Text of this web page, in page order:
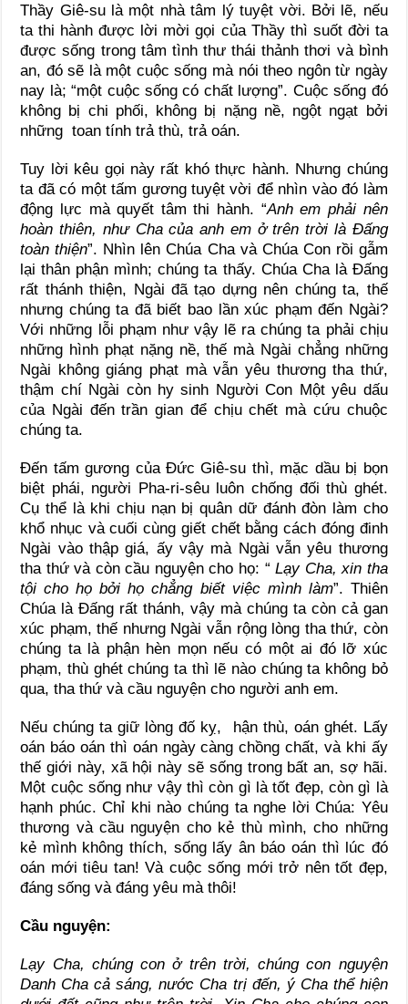
Thầy Giê-su là một nhà tâm lý tuyệt vời. Bởi lẽ, nếu
ta thi hành được lời mời gọi của Thầy thì suốt đời ta
được sống trong tâm tình thư thái thảnh thơi và bình
an, đó sẽ là một cuộc sống mà nói theo ngôn từ ngày
nay là; “một cuộc sống có chất lượng”. Cuộc sống đó
không bị chi phối, không bị nặng nề, ngột ngạt bởi
những toan tính trả thù, trả oán.
Tuy lời kêu gọi này rất khó thực hành. Nhưng chúng
ta đã có một tấm gương tuyệt vời để nhìn vào đó làm
động lực mà quyết tâm thi hành. “Anh em phải nên
hoàn thiên, như Cha của anh em ở trên trời là Đấng
toàn thiện”. Nhìn lên Chúa Cha và Chúa Con rồi gẫm
lại thân phận mình; chúng ta thấy. Chúa Cha là Đấng
rất thánh thiện, Ngài đã tạo dựng nên chúng ta, thế
nhưng chúng ta đã biết bao lần xúc phạm đến Ngài?
Với những lỗi phạm như vậy lẽ ra chúng ta phải chịu
những hình phạt nặng nề, thế mà Ngài chẳng những
Ngài không giáng phạt mà vẫn yêu thương tha thứ,
thậm chí Ngài còn hy sinh Người Con Một yêu dấu
của Ngài đến trần gian để chịu chết mà cứu chuộc
chúng ta.
Đến tấm gương của Đức Giê-su thì, mặc dầu bị bọn
biệt phái, người Pha-ri-sêu luôn chống đối thù ghét.
Cụ thể là khi chịu nạn bị quân dữ đánh đòn làm cho
khổ nhục và cuối cùng giết chết bằng cách đóng đinh
Ngài vào thập giá, ấy vậy mà Ngài vẫn yêu thương
tha thứ và còn cầu nguyện cho họ: “Lạy Cha, xin tha
tội cho họ bởi họ chẳng biết việc mình làm”. Thiên
Chúa là Đấng rất thánh, vậy mà chúng ta còn cả gan
xúc phạm, thế nhưng Ngài vẫn rộng lòng tha thứ, còn
chúng ta là phận hèn mọn nếu có một ai đó lỡ xúc
phạm, thù ghét chúng ta thì lẽ nào chúng ta không bỏ
qua, tha thứ và cầu nguyện cho người anh em.
Nếu chúng ta giữ lòng đố kỵ, hận thù, oán ghét. Lấy
oán báo oán thì oán ngày càng chồng chất, và khi ấy
thế giới này, xã hội này sẽ sống trong bất an, sợ hãi.
Một cuộc sống như vậy thì còn gì là tốt đẹp, còn gì là
hạnh phúc. Chỉ khi nào chúng ta nghe lời Chúa: Yêu
thương và cầu nguyện cho kẻ thù mình, cho những
kẻ mình không thích, sống lấy ân báo oán thì lúc đó
oán mới tiêu tan! Và cuộc sống mới trở nên tốt đẹp,
đáng sống và đáng yêu mà thôi!
Cầu nguyện:
Lạy Cha, chúng con ở trên trời, chúng con nguyện
Danh Cha cả sáng, nước Cha trị đến, ý Cha thể hiện